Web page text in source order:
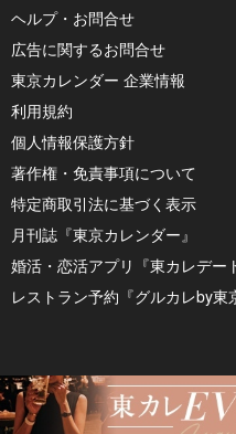
ヘルプ・お問合せ
広告に関するお問合せ
東京カレンダー 企業情報
利用規約
個人情報保護方針
著作権・免責事項について
特定商取引法に基づく表示
月刊誌『東京カレンダー』
婚活・恋活アプリ『東カレデー
レストラン予約『グルカレby東